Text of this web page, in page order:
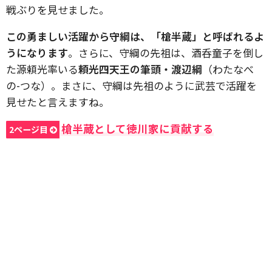
戦ぶりを見せました。
この勇ましい活躍から守綱は、「槍半蔵」と呼ばれるよ
うになります。さらに、守綱の先祖は、酒呑童子を倒し
た源頼光率いる頼光四天王の筆頭・渡辺綱 （わたなべ
の-つな）。まさに、守綱は先祖のように武芸で活躍を
見せたと言えますね。
2ページ目 槍半蔵として徳川家に貢献する